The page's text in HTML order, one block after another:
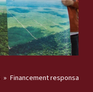
Financement responsable